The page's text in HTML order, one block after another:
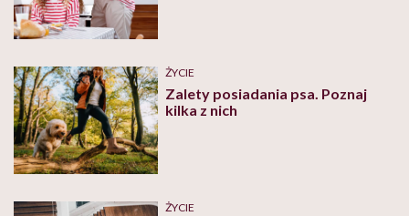
ŻYCIE
Zalety posiadania psa. Poznaj
kilka z nich
ŻYCIE